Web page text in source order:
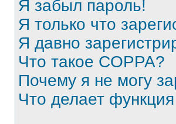
Я забыл пароль!
Я только что
Я давно
Что такое COPPA?
Почему я не могу
Что делает